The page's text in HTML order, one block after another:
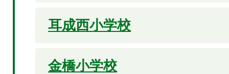
耳成西小学校
金橋小学校